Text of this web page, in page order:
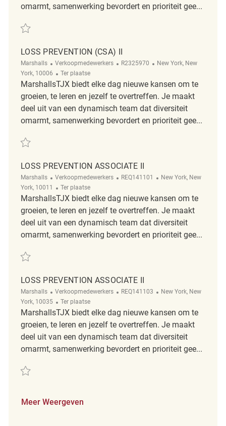
omarmt, samenwerking bevordert en prioriteit gee...
Redden Loss Prevention Associate II REQ138181
LOSS PREVENTION (CSA) II
Marshalls Categorie
Verkoopmedewerkers ReqId
R2325970 Plaats
New York, New
York, 10006
Afgelegen
Ter plaatse
MarshallsTJX biedt elke dag nieuwe kansen om te
groeien, te leren en jezelf te overtreffen. Je maakt
deel uit van een dynamisch team dat diversiteit
omarmt, samenwerking bevordert en prioriteit gee...
Redden Loss Prevention (CSA) II R2325970
LOSS PREVENTION ASSOCIATE II
Marshalls Categorie
Verkoopmedewerkers ReqId
REQ141101 Plaats
New York, New
York, 10011
Afgelegen
Ter plaatse
MarshallsTJX biedt elke dag nieuwe kansen om te
groeien, te leren en jezelf te overtreffen. Je maakt
deel uit van een dynamisch team dat diversiteit
omarmt, samenwerking bevordert en prioriteit gee...
Redden Loss Prevention Associate II REQ141101
LOSS PREVENTION ASSOCIATE II
Marshalls Categorie
Verkoopmedewerkers ReqId
REQ141103 Plaats
New York, New
York, 10035
Afgelegen
Ter plaatse
MarshallsTJX biedt elke dag nieuwe kansen om te
groeien, te leren en jezelf te overtreffen. Je maakt
deel uit van een dynamisch team dat diversiteit
omarmt, samenwerking bevordert en prioriteit gee...
Redden Loss Prevention Associate II REQ141103
Meer Weergeven